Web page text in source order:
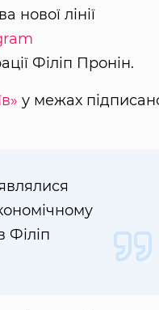
нової лінії
Філіп Пронін.
у межах
Філіп